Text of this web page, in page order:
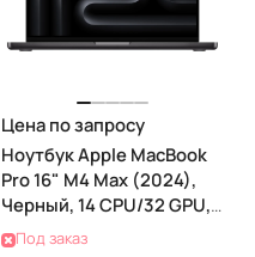
Цена по запросу
Ноутбук Apple MacBook
Pro 16" M4 Max (2024),
Черный, 14 CPU/32 GPU,
48 RAM 2ТБ SSD
Под заказ